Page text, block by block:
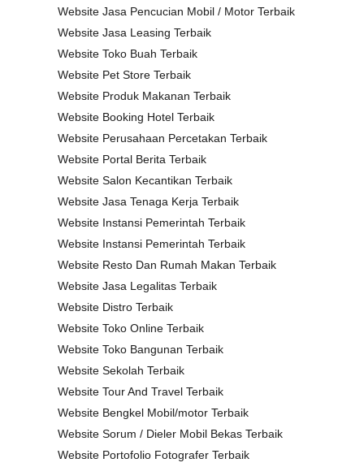
Website Jasa Pencucian Mobil / Motor Terbaik
Website Jasa Leasing Terbaik
Website Toko Buah Terbaik
Website Pet Store Terbaik
Website Produk Makanan Terbaik
Website Booking Hotel Terbaik
Website Perusahaan Percetakan Terbaik
Website Portal Berita Terbaik
Website Salon Kecantikan Terbaik
Website Jasa Tenaga Kerja Terbaik
Website Instansi Pemerintah Terbaik
Website Instansi Pemerintah Terbaik
Website Resto Dan Rumah Makan Terbaik
Website Jasa Legalitas Terbaik
Website Distro Terbaik
Website Toko Online Terbaik
Website Toko Bangunan Terbaik
Website Sekolah Terbaik
Website Tour And Travel Terbaik
Website Bengkel Mobil/motor Terbaik
Website Sorum / Dieler Mobil Bekas Terbaik
Website Portofolio Fotografer Terbaik